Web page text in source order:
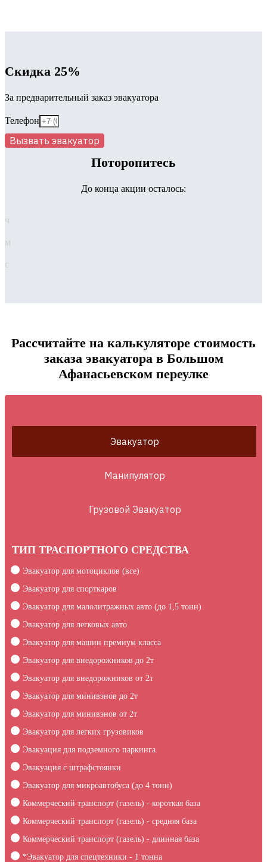
Скидка 25%
За предварительный заказ эвакуатора
Телефон
Вызвать эвакуатор
Поторопитесь
До конца акции осталось:
ч
м
с
Рассчитайте на калькуляторе стоимость
заказа эвакуатора в Большом
Афанасьевском переулке
Эвакуатор
Манипулятор
Грузовой Эвакуатор
ТИП ТРАСПОРТНОГО СРЕДСТВА
Эвакуатор для мотоциклов (все)
Эвакуатор для спорткаров
Эвакуатор для малолитражных авто (до 1,5 тонн)
Эвакуатор для легковых авто
Эвакуатор для машин премиум класса
Эвакуатор для внедорожников до 2т
Эвакуатор для внедорожников от 2т
Эвакуатор для минивэнов до 2т
Эвакуатор для минивэнов от 2т
Эвакуатор для легких грузовиков
Эвакуация для подземного паркинга
Эвакуация c штрафстоянки
Эвакуатор для микроавтобуса (до 4 тонн)
Коммерческий транспорт (газель) - короткая база
Коммерческий транспорт (газель) - средняя база
Коммерческий транспорт (газель) - длинная база
*Эвакуатор для спецтехники - 1 тонна